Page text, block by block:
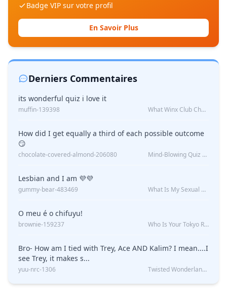
Badge VIP sur votre profil
En Savoir Plus
Derniers Commentaires
its wonderful quiz i love it
muffin-139398 What Winx Club Character Are You?
How did I get equally a third of each possible outcome
😏
chocolate-covered-almond-206080 Mind-Blowing Quiz Reveals: Will I Be Alone Forever?
Lesbian and I am 💜💜
gummy-bear-483469 What Is My Sexual Orientation: Uncovered
O meu é o chifuyu!
brownie-159237 Who Is Your Tokyo Revengers Boyfriend?
Bro- How am I tied with Trey, Ace AND Kalim? I mean....I
see Trey, it makes s...
yuu-nrc-1306 Twisted Wonderland Kin Quiz